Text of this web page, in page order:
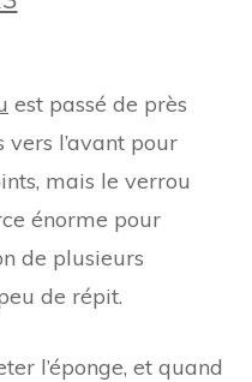
est passé de près
vers l’avant pour
mais le verrou
énorme pour
de plusieurs
de répit.
l’éponge, et quand